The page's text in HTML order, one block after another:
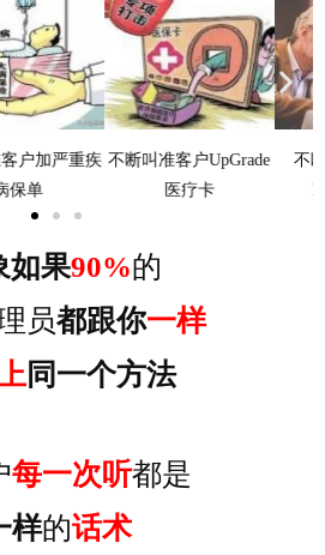
叫准客户UpGrade
医疗卡
不断要求准客户做
Review Policy
如果90%的
员都跟你一样
同一个方法
每一次听都是
样的话术